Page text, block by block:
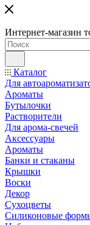
Интернет-магазин
Каталог
Для
Ароматы
Бутылочки
Растворители
Для арома-свечей
Аксессуары
Ароматы
Банки и стаканы
Крышки
Воски
Декор
Сухоцветы
Силиконовые